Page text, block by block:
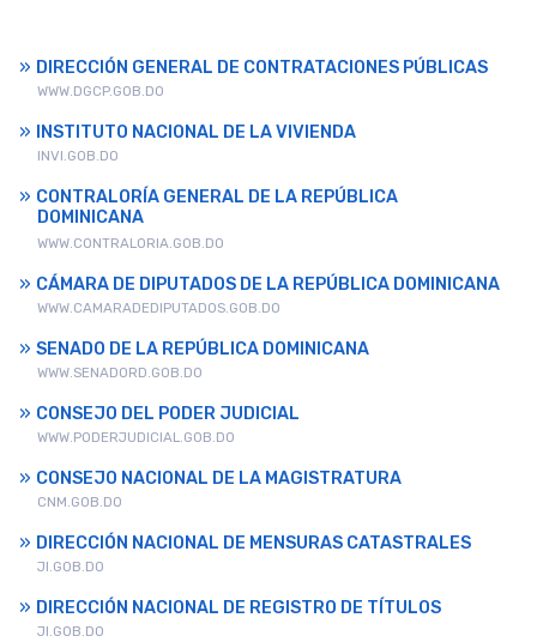
DIRECCIÓN GENERAL DE CONTRATACIONES PÚBLICAS
WWW.DGCP.GOB.DO
INSTITUTO NACIONAL DE LA VIVIENDA
INVI.GOB.DO
CONTRALORÍA GENERAL DE LA REPÚBLICA
DOMINICANA
WWW.CONTRALORIA.GOB.DO
CÁMARA DE DIPUTADOS DE LA REPÚBLICA DOMINICANA
WWW.CAMARADEDIPUTADOS.GOB.DO
SENADO DE LA REPÚBLICA DOMINICANA
WWW.SENADORD.GOB.DO
CONSEJO DEL PODER JUDICIAL
WWW.PODERJUDICIAL.GOB.DO
CONSEJO NACIONAL DE LA MAGISTRATURA
CNM.GOB.DO
DIRECCIÓN NACIONAL DE MENSURAS CATASTRALES
JI.GOB.DO
DIRECCIÓN NACIONAL DE REGISTRO DE TÍTULOS
JI.GOB.DO